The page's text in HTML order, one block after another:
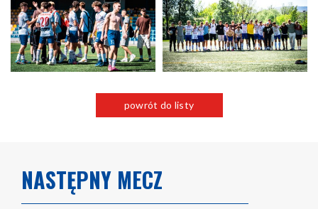
powrót do listy
NASTĘPNY MECZ